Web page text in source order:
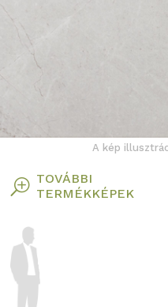
A kép
T TOVÁBBI
TERMÉKKÉPEK